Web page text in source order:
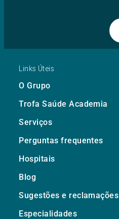
Links Úteis
O Grupo
Trofa Saúde Academia
Serviços
Perguntas frequentes
Hospitais
Blog
Sugestões e reclamações
Especialidades